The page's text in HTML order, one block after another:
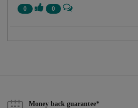
0 0
Money back guarantee*